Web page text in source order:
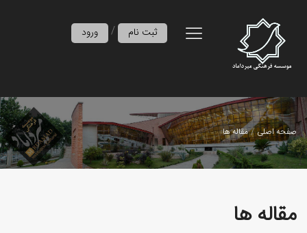
ورود / ثبت نام
صفحه اصلی مقاله ها
مقاله ها